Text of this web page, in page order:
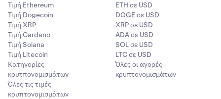
Τιμή Ethereum
Τιμή Dogecoin
Τιμή XRP
Τιμή Cardano
Τιμή Solana
Τιμή Litecoin
Κατηγορίες
κρυτπονομισμάτων
Όλες τις τιμές
κρυπτονομισμάτων
ETH σε USD
DOGE σε USD
XRP σε USD
ADA σε USD
SOL σε USD
LTC σε USD
Όλες οι αγορές
κρυπτονομισμάτων